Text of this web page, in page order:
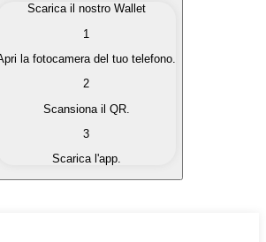
che ti interessano in modo
criptovalute in valuta fiat quando ne
criptovaluta con un'altra
cripto in un Wallet self-custodial.
Scarica il nostro Wallet
1
la fotocamera del tuo telefono.
2
Scansiona il QR.
3
Scarica l'app.